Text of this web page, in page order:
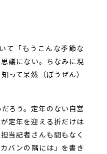
て「もうこんな季節な
議にない。ちなみに現
って呆然（ぼうぜん）
ろう。定年のない自営
定年を迎える折だけは
当記者さんも間もなく
バンの隅には」を書き